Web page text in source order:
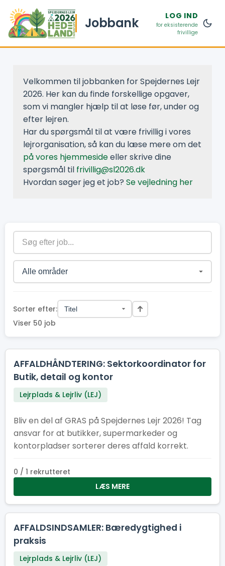
Jobbank LOG IND
for eksisterende
frivillige
Velkommen til jobbanken for Spejdernes Lejr
2026. Her kan du finde forskellige opgaver,
som vi mangler hjælp til at løse før, under og
efter lejren.
Har du spørgsmål til at være frivillig i vores
lejrorganisation, så kan du læse mere om det
på vores hjemmesideeller skrive dine
spørgsmål til frivillig@sl2026.dk
Hvordan søger jeg et job? Se vejledning her
Sorter efter:
Viser 50 job
AFFALDHÅNDTERING: Sektorkoordinator for
Butik, detail og kontor
Lejrplads & Lejrliv (LEJ)
Bliv en del af GRAS på Spejdernes Lejr 2026! Tag
ansvar for at butikker, supermarkeder og
kontorpladser sorterer deres affald korrekt.
0 / 1 rekrutteret
LÆS MERE
AFFALDSINDSAMLER: Bæredygtighed i
praksis
Lejrplads & Lejrliv (LEJ)